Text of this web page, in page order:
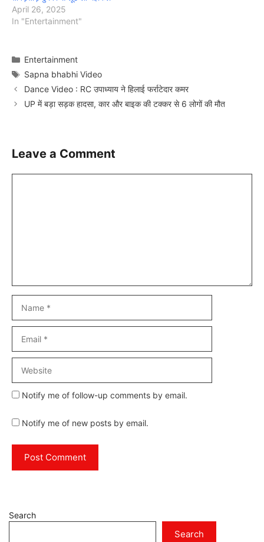
April 26, 2025
In "Entertainment"
Categories
Entertainment
Tags
Sapna bhabhi Video
Dance Video : RC उपाध्याय ने हिलाई फर्राटेदार कमर
UP में बड़ा सड़क हादसा, कार और बाइक की टक्कर से 6 लोगों की मौत
Leave a Comment
Notify me of follow-up comments by email.
Notify me of new posts by email.
Search
Search